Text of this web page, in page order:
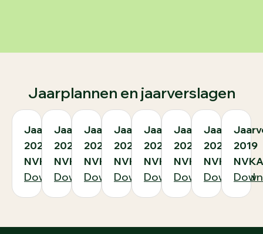
Jaarplannen en jaarverslagen
Jaarplan
2023
NVKA
Download
Jaarverslag
2022
NVKA
Download
Jaarplan
2022
NVKA
Download
Jaarverslag
2021
NVKA
Download
Jaarplan
2021
NVKA
Download
Jaarverslag
2020
NVKA
Download
Jaarplan
2020
NVKA
Download
2019
NVKA